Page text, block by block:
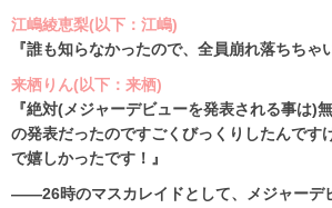
江嶋綾恵梨(以下：江嶋)
『誰も知らなかったので、全員崩れ落ちちゃ
来栖りん(以下：来栖)
『絶対(メジャーデビューを発表される事は)
の発表だったのですごくびっくりしたんです
で嬉しかったです！』
――26時のマスカレイドとして、メジャーデ